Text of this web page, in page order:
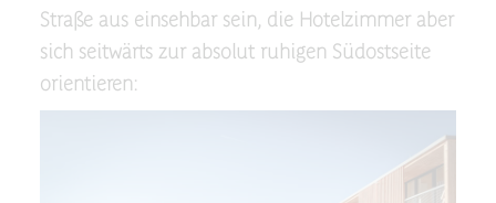
Straße aus einsehbar sein, die Hotelzimmer aber
sich seitwärts zur absolut ruhigen Südostseite
orientieren: